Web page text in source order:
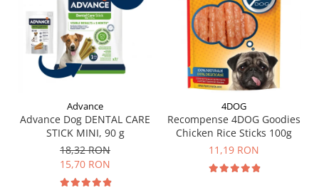
Advance
Advance Dog DENTAL CARE
STICK MINI, 90 g
18,32 RON
15,70 RON
4DOG
Recompense 4DOG Goodies
Chicken Rice Sticks 100g
11,19 RON